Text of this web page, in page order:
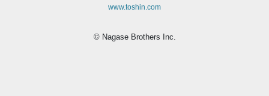
www.toshin.com
© Nagase Brothers Inc.